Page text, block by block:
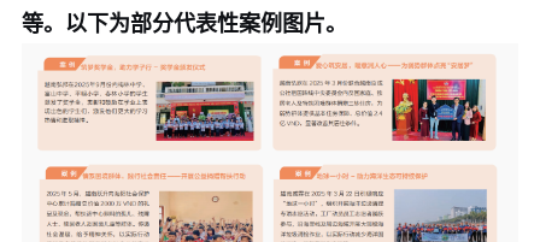
等。以下为部分代表性案例图片。